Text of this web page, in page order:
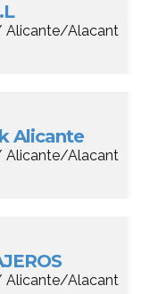
Alicante/Alacant
Alicante
Alicante/Alacant
Alicante/Alacant